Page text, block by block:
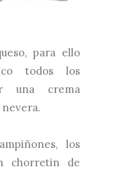
para ello
todos los
una crema
los
chorretin de